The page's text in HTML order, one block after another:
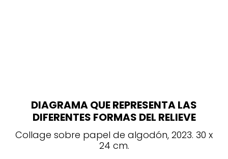
DIAGRAMA QUE REPRESENTA LAS
DIFERENTES FORMAS DEL RELIEVE
Collage sobre papel de algodón, 2023. 30 x
24 cm.